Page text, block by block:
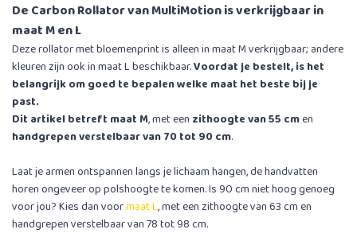
De Carbon Rollator van MultiMotion is verkrijgbaar in
maat M en L
Deze rollator met bloemenprint is alleen in maat M verkrijgbaar; andere
kleuren zijn ook in maat L beschikbaar.Voordat je bestelt, is het
belangrijk om goed te bepalen welke maat het beste bij je
past.
Dit artikel betreft maat M, met een zithoogte van 55 cmen
handgrepen verstelbaar van 70 tot 90 cm.
Laat je armen ontspannen langs je lichaam hangen, de handvatten
horen ongeveer op polshoogte te komen. Is 90 cm niet hoog genoeg
voor jou? Kies dan voormaat L, met een zithoogte van 63 cm en
handgrepen verstelbaar van 78 tot 98 cm.